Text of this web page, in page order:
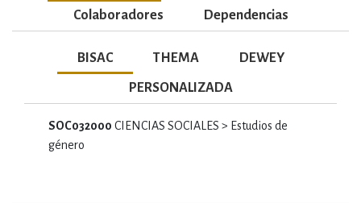
Colaboradores Dependencias
BISAC THEMA DEWEY
PERSONALIZADA
SOC032000 CIENCIAS SOCIALES > Estudios de
género